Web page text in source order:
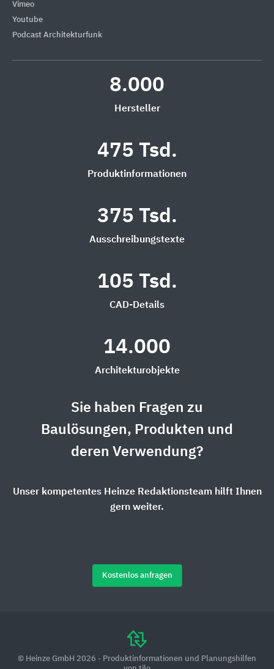
Vimeo
Youtube
Podcast Architekturfunk
8.000
Hersteller
475 Tsd.
Produktinformationen
375 Tsd.
Ausschreibungstexte
105 Tsd.
CAD-Details
14.000
Architekturobjekte
Sie haben Fragen zu
Baulösungen, Produkten und
deren Verwendung?
Unser kompetentes Heinze Redaktionsteam hilft Ihnen
gern weiter.
Kostenlos anfragen
© Heinze GmbH 2026 - Produktinformationen und Planungshilfen